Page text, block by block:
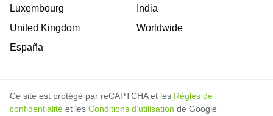
Luxembourg
United Kingdom
España
India
Worldwide
Ce site est protégé par reCAPTCHA et les Règles de
confidentialité et les Conditions d’utilisation de Google